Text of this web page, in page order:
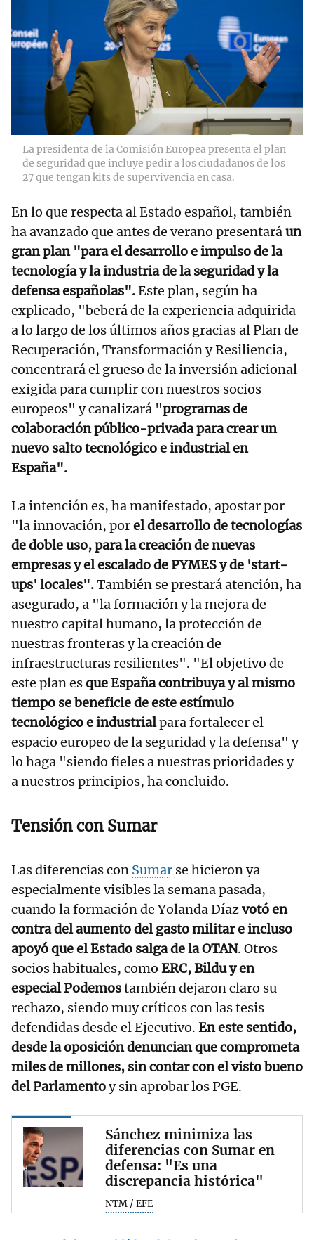
La presidenta de la Comisión Europea presenta el plan
de seguridad que incluye pedir a los ciudadanos de los
27 que tengan kits de supervivencia en casa.
En lo que respecta al Estado español, también
ha avanzado que antes de verano presentaráun
gran plan "para el desarrollo e impulso de la
tecnología y la industria de la seguridad y la
defensa españolas".Este plan, según ha
explicado, "beberá de la experiencia adquirida
a lo largo de los últimos años gracias al Plan de
Recuperación, Transformación y Resiliencia,
concentrará el grueso de la inversión adicional
exigida para cumplir con nuestros socios
europeos" y canalizará "programas de
colaboración público-privada para crear un
nuevo salto tecnológico e industrial en
España".
La intención es, ha manifestado, apostar por
"la innovación, porel desarrollo de tecnologías
de doble uso, para la creación de nuevas
empresas y el escalado de PYMES y de 'start-
ups' locales".También se prestará atención, ha
asegurado, a "la formación y la mejora de
nuestro capital humano, la protección de
nuestras fronteras y la creación de
infraestructuras resilientes". "El objetivo de
este plan esque España contribuya y al mismo
tiempo se beneficie de este estímulo
tecnológico e industrialpara fortalecer el
espacio europeo de la seguridad y la defensa" y
lo haga "siendo fieles a nuestras prioridades y
a nuestros principios, ha concluido.
Tensión con Sumar
Las diferencias con Sumar se hicieron ya
especialmente visibles la semana pasada,
cuando la formación de Yolanda Díazvotó en
contra del aumento del gasto militar e incluso
apoyó que el Estado salga de la OTAN. Otros
socios habituales, como ERC, Bildu y en
especial Podemostambién dejaron claro su
rechazo, siendo muy críticos con las tesis
defendidas desde el Ejecutivo. En este sentido,
desde la oposición denuncian que comprometa
miles de millones, sin contar con el visto bueno
del Parlamentoy sin aprobar los PGE.
Sánchez minimiza las
diferencias con Sumar en
defensa: "Es una
discrepancia histórica"
NTM / EFE